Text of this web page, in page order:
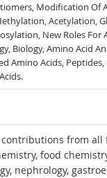
Modification Of
Acetylation,
New Roles For
Biology, Amino Acid
Amino Acids,
from all
food
nephrology,